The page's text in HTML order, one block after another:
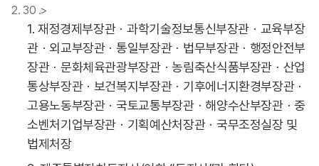
2. 30 .>
1. 재정경제부장관ㆍ과학기술정보통신부장관ㆍ교육부장
관ㆍ외교부장관ㆍ통일부장관ㆍ법무부장관ㆍ행정안전부
장관ㆍ문화체육관광부장관ㆍ농림축산식품부장관ㆍ산업
통상부장관ㆍ보건복지부장관ㆍ기후에너지환경부장관ㆍ
고용노동부장관ㆍ국토교통부장관ㆍ해양수산부장관ㆍ중
소벤처기업부장관ㆍ기획예산처장관ㆍ국무조정실장 및
법제처장